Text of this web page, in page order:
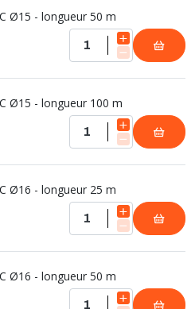
Ø15 - longueur 50 m
Ø15 - longueur 100 m
Ø16 - longueur 25 m
Ø16 - longueur 50 m